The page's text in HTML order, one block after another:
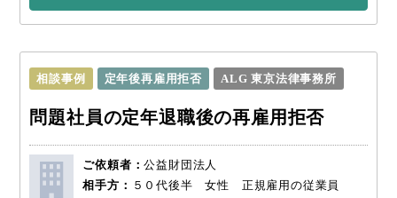
相談事例 定年後再雇用拒否 ALG 東京法律事務所
問題社員の定年退職後の再雇用拒否
ご依頼者：公益財団法人
相手方： ５０代後半 女性 正規雇用の従業員